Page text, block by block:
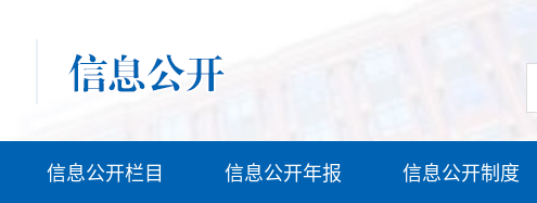
信息公开栏目 信息公开年报 信息公开制度